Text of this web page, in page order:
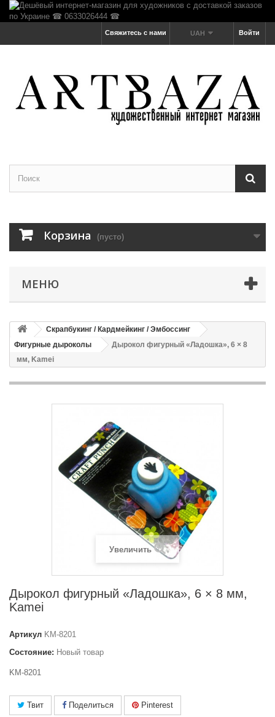
Войти
UAH
Свяжитесь с нами
Корзина (пусто)
МЕНЮ
Скрапбукинг / Кардмейкинг / Эмбоссинг
Фигурные дыроколы
Дырокол фигурный «Ладошка», 6 × 8
мм, Kamei
Увеличить
Дырокол фигурный «Ладошка», 6 × 8 мм,
Kamei
Артикул KM-8201
Состояние: Новый товар
KM-8201
Твит Поделиться Pinterest